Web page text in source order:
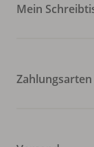
Mein
Zahlungsarten